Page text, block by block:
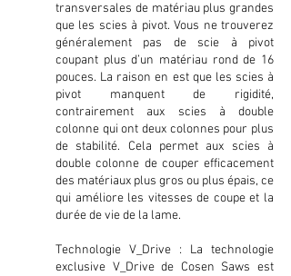
transversales de matériau plus grandes
que les scies à pivot. Vous ne trouverez
généralement pas de scie à pivot
coupant plus d’un matériau rond de 16
pouces. La raison en est que les scies à
pivot manquent de rigidité,
contrairement aux scies à double
colonne qui ont deux colonnes pour plus
de stabilité. Cela permet aux scies à
double colonne de couper efficacement
des matériaux plus gros ou plus épais, ce
qui améliore les vitesses de coupe et la
durée de vie de la lame.
Technologie V_Drive : La technologie
exclusive V_Drive de Cosen Saws est